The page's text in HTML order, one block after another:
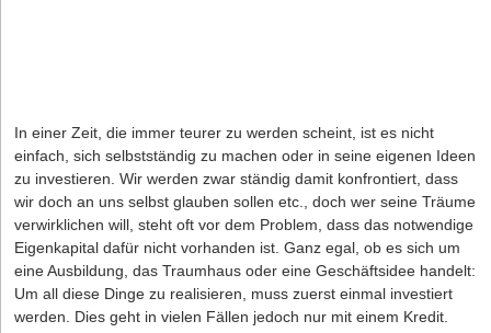
In einer Zeit, die immer teurer zu werden scheint, ist es nicht
einfach, sich selbstständig zu machen oder in seine eigenen Ideen
zu investieren. Wir werden zwar ständig damit konfrontiert, dass
wir doch an uns selbst glauben sollen etc., doch wer seine Träume
verwirklichen will, steht oft vor dem Problem, dass das notwendige
Eigenkapital dafür nicht vorhanden ist. Ganz egal, ob es sich um
eine Ausbildung, das Traumhaus oder eine Geschäftsidee handelt:
Um all diese Dinge zu realisieren, muss zuerst einmal investiert
werden. Dies geht in vielen Fällen jedoch nur mit einem Kredit.